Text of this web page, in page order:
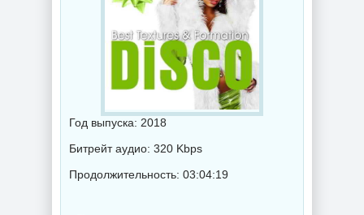
Год выпуска: 2018
Битрейт аудио: 320 Kbps
Продолжительность: 03:04:19